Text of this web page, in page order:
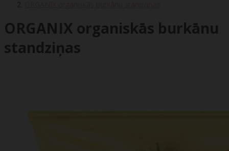
ORGANIX organiskās burkānu
standziņas